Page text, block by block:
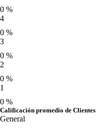
0 %
4
0 %
3
0 %
2
0 %
1
0 %
Calificación promedio de Clientes
General